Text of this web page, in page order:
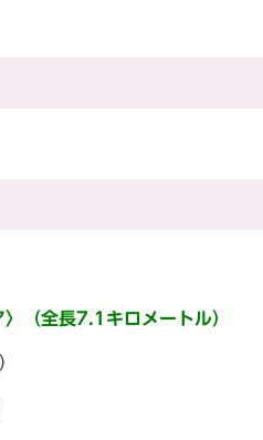
（全長7.1キロメートル）